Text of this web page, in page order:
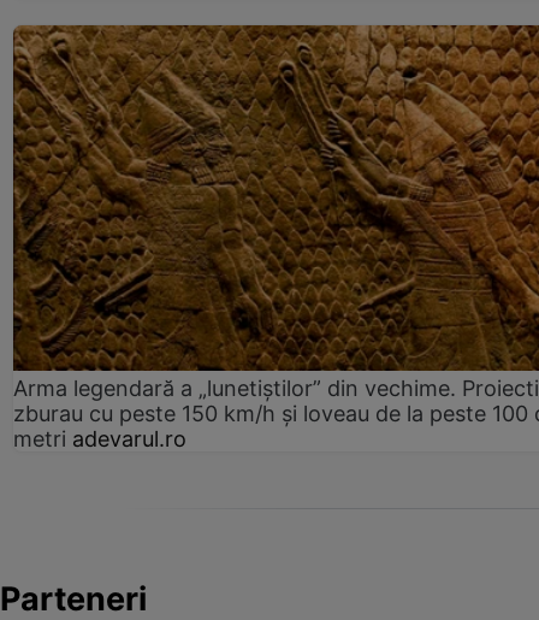
Arma legendară a „lunetiștilor” din vechime.
zburau cu peste 150 km/h și loveau de la peste 100
metri adevarul.ro
Parteneri